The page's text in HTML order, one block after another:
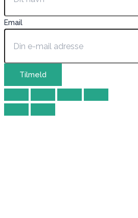
Email
Tilmeld